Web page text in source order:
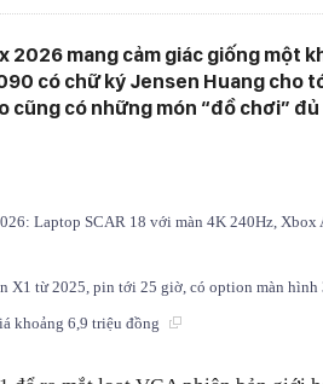
2026 mang cảm giác giống một
có chữ ký Jensen Huang cho
cũng có những món “đồ chơi”
Laptop SCAR 18 với màn 4K 240Hz,
X1 từ 2025, pin tới 25 giờ, có option màn hình
khoảng 6,9 triệu đồng